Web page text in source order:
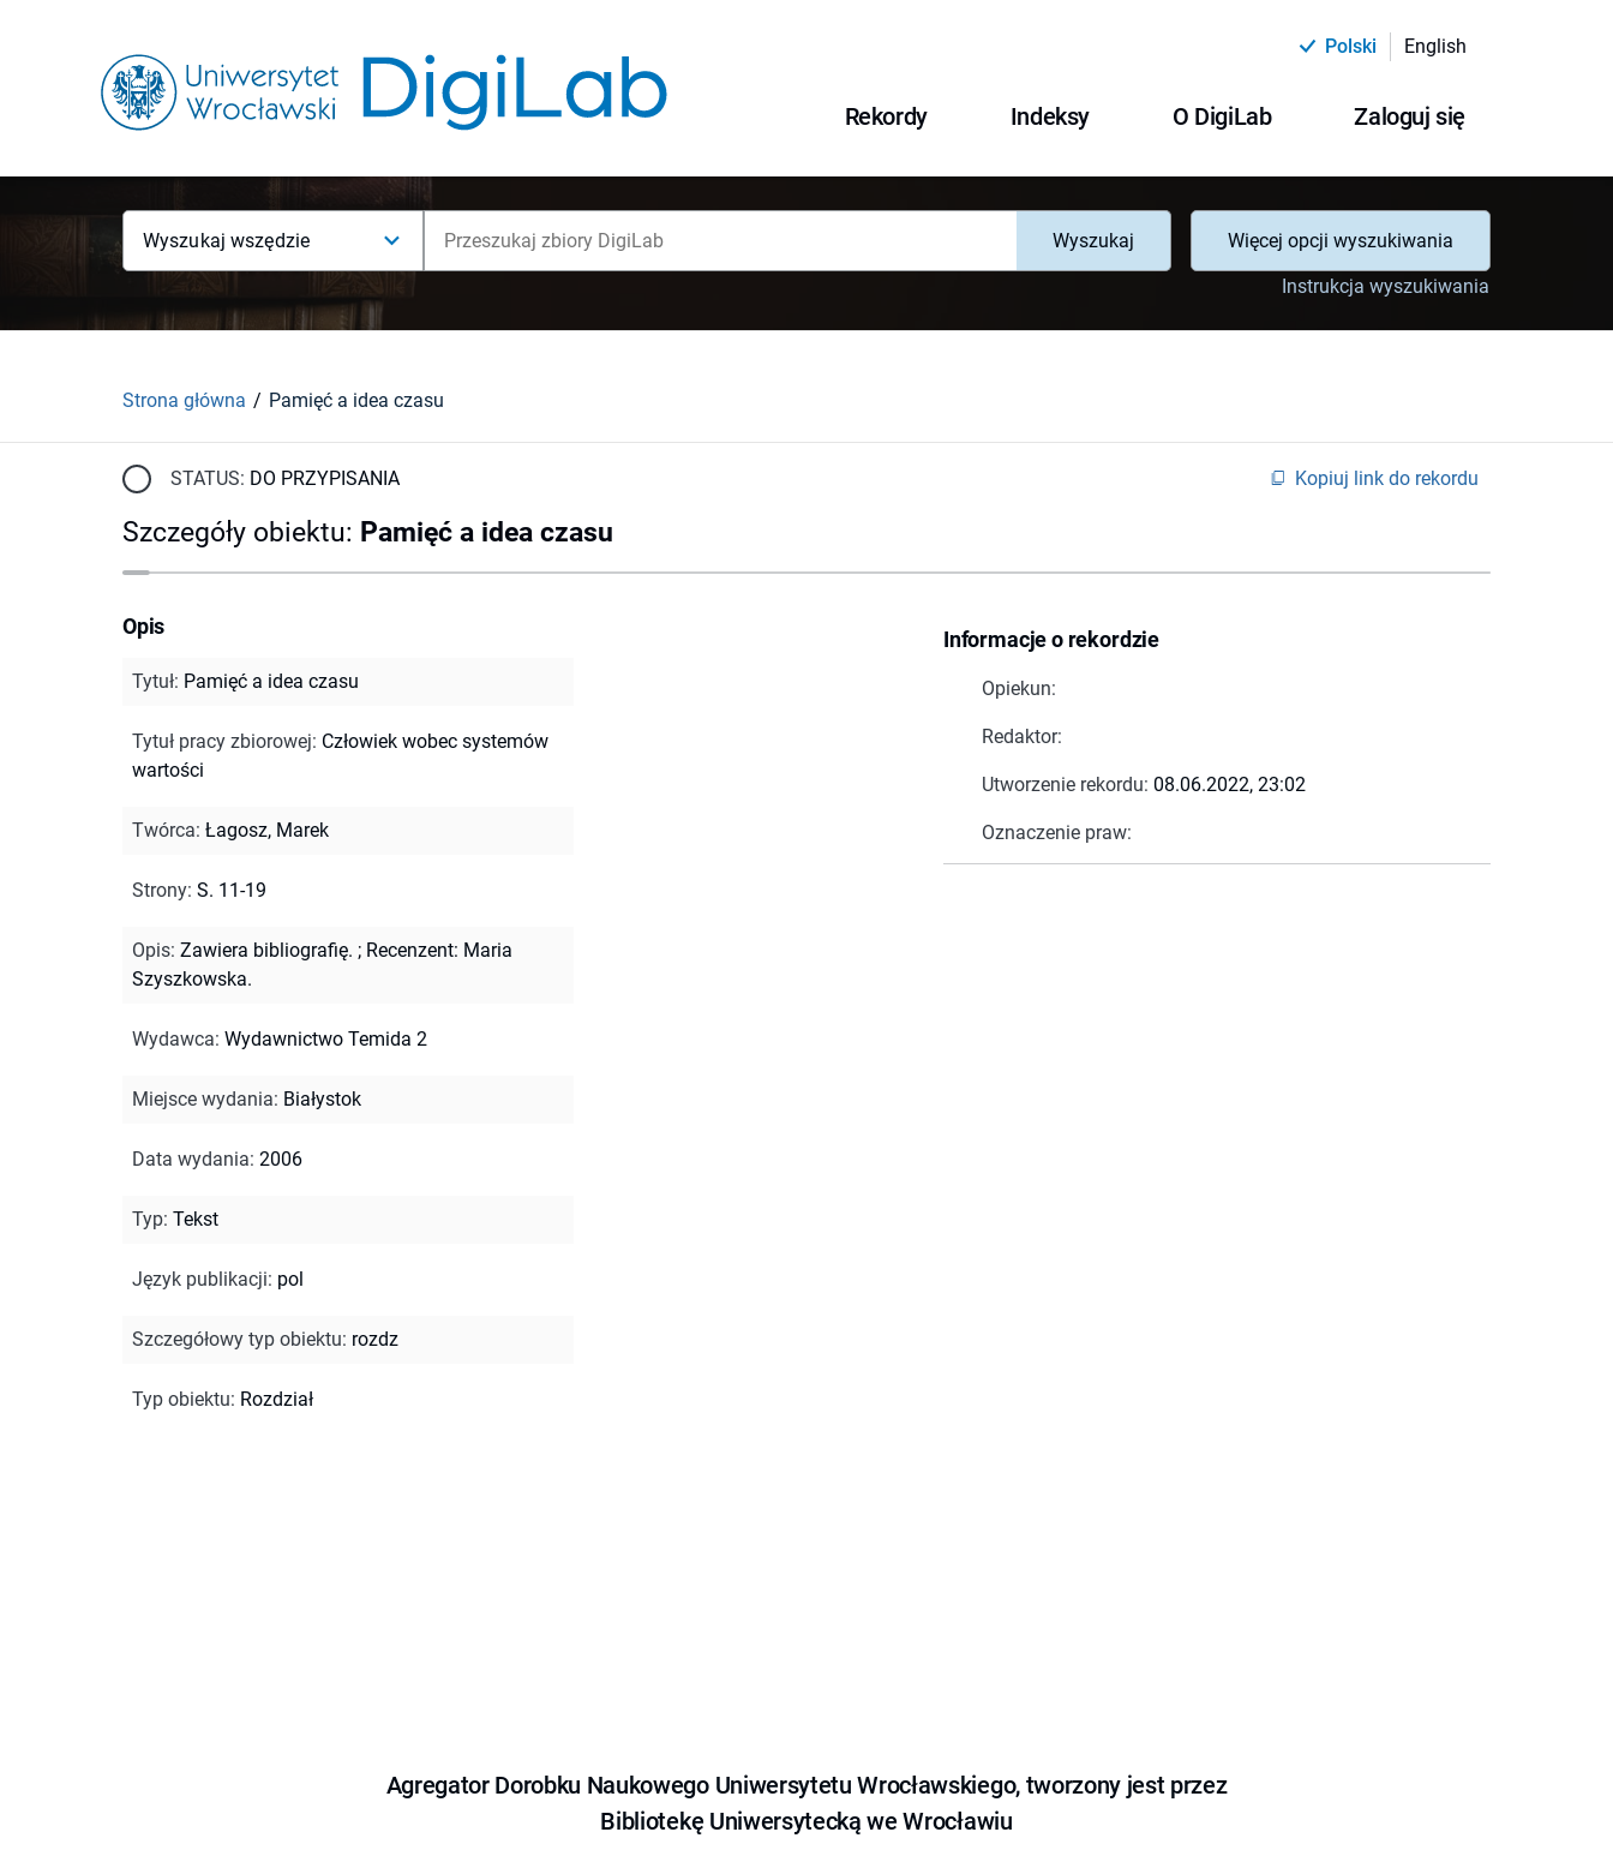
Polski English
Rekordy Indeksy O DigiLab Zaloguj się
Wyszukaj wszędzie Wyszukaj
Więcej opcji wyszukiwania
Instrukcja wyszukiwania
Strona główna Pamięć a idea czasu
STATUS: DO PRZYPISANIA Kopiuj link do rekordu
Szczegóły obiektu: Pamięć a idea czasu
Informacje o rekordzie
Opiekun:
Redaktor:
Utworzenie rekordu: 08.06.2022, 23:02
Oznaczenie praw:
Opis
Tytuł: Pamięć a idea czasu
Tytuł pracy zbiorowej: Człowiek wobec systemów
wartości
Twórca: Łagosz, Marek
Strony: S. 11-19
Opis: Zawiera bibliografię. ; Recenzent: Maria
Szyszkowska.
Wydawca: Wydawnictwo Temida 2
Miejsce wydania: Białystok
Data wydania: 2006
Typ: Tekst
Język publikacji: pol
Szczegółowy typ obiektu: rozdz
Typ obiektu: Rozdział
Agregator Dorobku Naukowego Uniwersytetu Wrocławskiego, tworzony jest przez
Bibliotekę Uniwersytecką we Wrocławiu